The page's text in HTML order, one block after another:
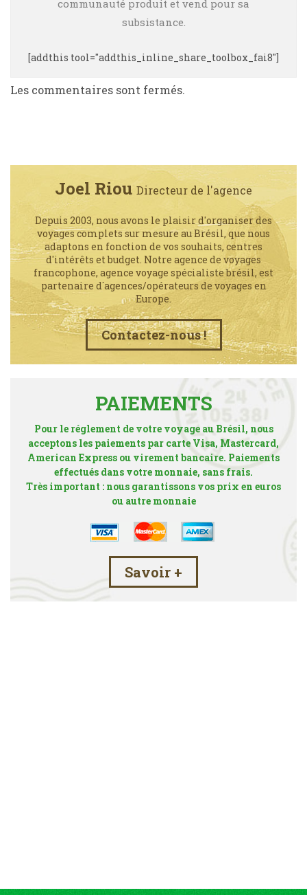
communauté produit et vend pour sa
subsistance.
[addthis tool="addthis_inline_share_toolbox_fai8"]
Les commentaires sont fermés.
Joel Riou Directeur de l'agence
Depuis 2003, nous avons le plaisir d'organiser des
voyages complets sur mesure au Brésil, que nous
adaptons en fonction de vos souhaits, centres
d'intérêts et budget. Notre agence de voyages
francophone, agence voyage spécialiste brésil, est
partenaire d´agences/opérateurs de voyages en
Europe.
Contactez-nous !
PAIEMENTS
Pour le réglement de votre voyage au Brésil, nous
acceptons les paiements par carte Visa, Mastercard,
American Express ou virement bancaire. Paiements
effectués dans votre monnaie, sans frais.
Très important : nous garantissons vos prix en euros
ou autre monnaie
Savoir +